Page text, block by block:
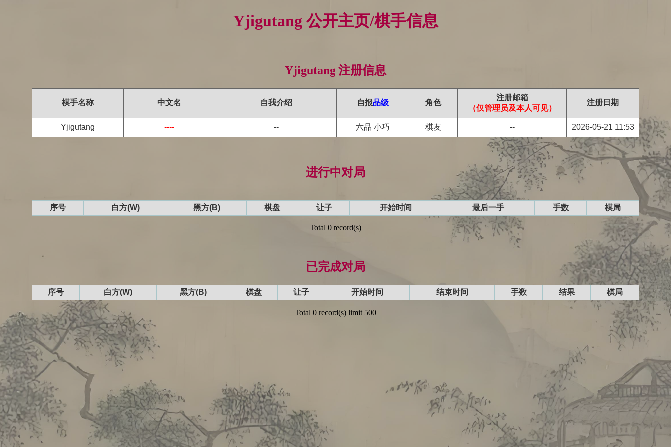
Yjigutang 公开主页/棋手信息
Yjigutang 注册信息
棋手名称 中文名 自我介绍 自报品级 角色
注册邮箱
（仅管理员及本人可见）
注册日期
Yjigutang ---- -- 六品 小巧 棋友 -- 2026-05-21 11:53
进行中对局
序号 白方(W) 黑方(B) 棋盘 让子 开始时间 最后一手 手数 棋局
Total 0 record(s)
已完成对局
序号 白方(W) 黑方(B) 棋盘 让子 开始时间 结束时间 手数 结果 棋局
Total 0 record(s) limit 500